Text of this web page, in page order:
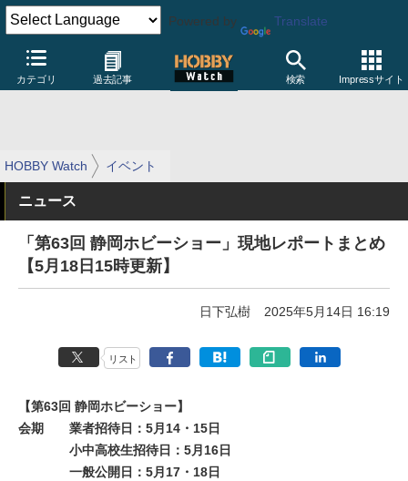
Powered by Translate
カテゴリ 過去記事 検索 Impressサイト
HOBBY Watch イベント
ニュース
「第63回 静岡ホビーショー」現地レポートまとめ
【5月18日15時更新】
日下弘樹 2025年5月14日 16:19
リスト
【第63回 静岡ホビーショー】
会期
業者招待日：5月14・15日
小中高校生招待日：5月16日
一般公開日：5月17・18日